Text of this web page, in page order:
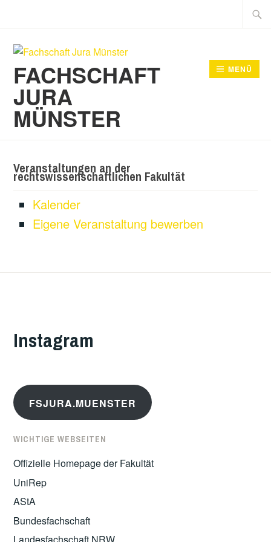
Suche
nach:
FACHSCHAFT
JURA
MÜNSTER
MENÜ
Veranstaltungen an der
rechtswissenschaftlichen Fakultät
Kalender
Eigene Veranstaltung bewerben
Instagram
FSJURA.MUENSTER
WICHTIGE WEBSEITEN
Offizielle Homepage der Fakultät
UniRep
AStA
Bundesfachschaft